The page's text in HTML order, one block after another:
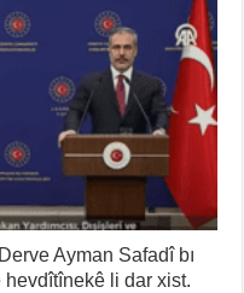
Ayman Safadî bı
li dar xist.